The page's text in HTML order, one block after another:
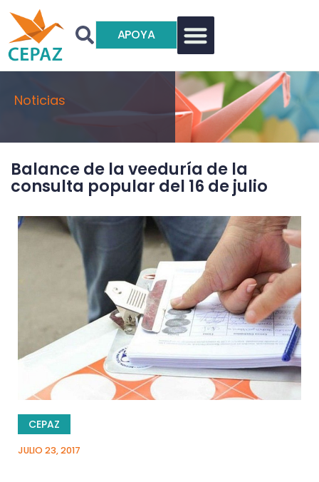
APOYA
Noticias
Balance de la veeduría de la
consulta popular del 16 de julio
CEPAZ
JULIO 23, 2017